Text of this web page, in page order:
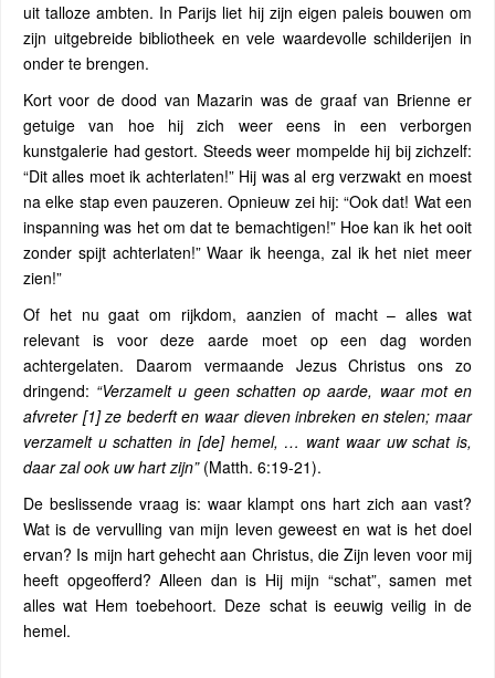
uit talloze ambten. In Parijs liet hij zijn eigen paleis bouwen om
zijn uitgebreide bibliotheek en vele waardevolle schilderijen in
onder te brengen.
Kort voor de dood van Mazarin was de graaf van Brienne er
getuige van hoe hij zich weer eens in een verborgen
kunstgalerie had gestort. Steeds weer mompelde hij bij zichzelf:
“Dit alles moet ik achterlaten!” Hij was al erg verzwakt en moest
na elke stap even pauzeren. Opnieuw zei hij: “Ook dat! Wat een
inspanning was het om dat te bemachtigen!” Hoe kan ik het ooit
zonder spijt achterlaten!” Waar ik heenga, zal ik het niet meer
zien!”
Of het nu gaat om rijkdom, aanzien of macht – alles wat
relevant is voor deze aarde moet op een dag worden
achtergelaten. Daarom vermaande Jezus Christus ons zo
dringend: “Verzamelt u geen schatten op aarde, waar mot en
afvreter [1] ze bederft en waar dieven inbreken en stelen; maar
verzamelt u schatten in [de] hemel, … want waar uw schat is,
daar zal ook uw hart zijn”(Matth. 6:19-21).
De beslissende vraag is: waar klampt ons hart zich aan vast?
Wat is de vervulling van mijn leven geweest en wat is het doel
ervan? Is mijn hart gehecht aan Christus, die Zijn leven voor mij
heeft opgeofferd? Alleen dan is Hij mijn “schat”, samen met
alles wat Hem toebehoort. Deze schat is eeuwig veilig in de
hemel.